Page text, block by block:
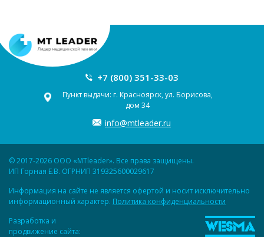
+7 (800) 351-33-03
Пункт выдачи: г. Красноярск, ул. Борисова,
дом 34
info@mtleader.ru
© 2017-2026 ООО «MTleader». Все права защищены.
ИП Горная Е.В. ОГРНИП 319325600029617
Информация на сайте не является офертой и носит исключительно
информационный характер. Политика конфиденциальности
Разработка и
продвижение сайта: